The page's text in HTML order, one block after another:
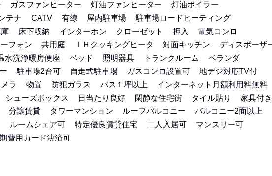
ガスファンヒーター 灯油ファンヒーター
灯油ボイラー
テナ CATV 有線 屋内駐車場
駐車場ロードヒーティング
床下収納 インターホン クローゼット 押入
電気コンロ
フォン 共用庭 ＩＨクッキングヒータ 対面キッチン
ディスポーザ
水洗浄暖房便座 ベッド 照明器具 トランクルーム
ベランダ
駐車場2台可 自走式駐車場 ガスコンロ設置可
地デジ対応TV付
ラ 物置 防犯ガラス バス１坪以上
インターネット月額利用料無料
シューズボックス 日当たり良好 閑静な住宅街 タイル貼り
家具付き
分譲賃貸 タワーマンション ルーフバルコニー
バルコニー2面以上
ルームシェア可 特定優良賃貸住宅 二人入居可
マンスリー可
費用カード決済可